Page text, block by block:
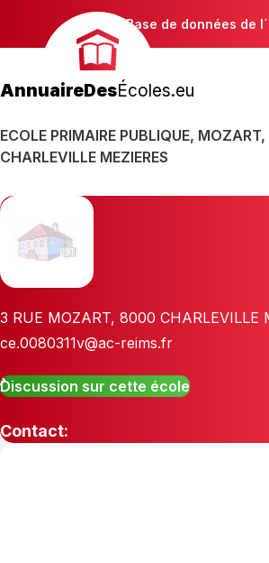
Base de données de
AnnuaireDesÉcoles.eu
ECOLE PRIMAIRE PUBLIQUE, MOZART,
CHARLEVILLE MEZIERES
3 RUE MOZART, 8000 CHARLEVILLE
ce.0080311v@ac-reims.fr
Discussion sur cette école
Contact: